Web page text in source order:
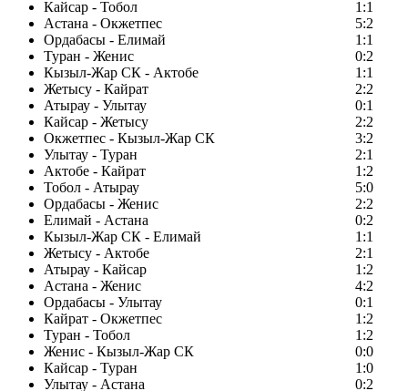
Кайсар - Тобол
1:1
Астана - Окжетпес
5:2
Ордабасы - Елимай
1:1
Туран - Женис
0:2
Кызыл-Жар СК - Актобе
1:1
Жетысу - Кайрат
2:2
Атырау - Улытау
0:1
Кайсар - Жетысу
2:2
Окжетпес - Кызыл-Жар СК
3:2
Улытау - Туран
2:1
Актобе - Кайрат
1:2
Тобол - Атырау
5:0
Ордабасы - Женис
2:2
Елимай - Астана
0:2
Кызыл-Жар СК - Елимай
1:1
Жетысу - Актобе
2:1
Атырау - Кайсар
1:2
Астана - Женис
4:2
Ордабасы - Улытау
0:1
Кайрат - Окжетпес
1:2
Туран - Тобол
1:2
Женис - Кызыл-Жар СК
0:0
Кайсар - Туран
1:0
Улытау - Астана
0:2